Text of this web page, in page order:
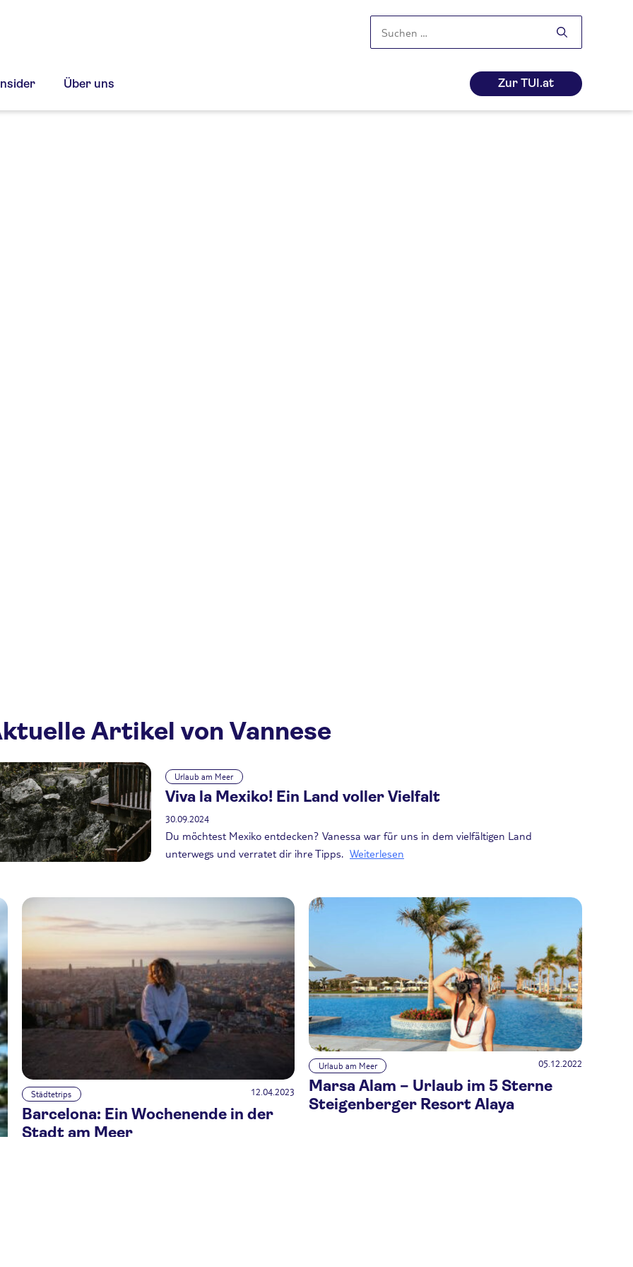
nach:
Über uns Zur TUI.at
Artikel von Vannese
Urlaub am Meer
Viva la Mexiko! Ein Land voller Vielfalt
30.09.2024
Du möchtest Mexiko entdecken? Vanessa war für uns in dem vielfältigen Land
unterwegs und verratet dir ihre Tipps. Weiterlesen
Städtetrips 12.04.2023
Barcelona: Ein Wochenende in der
Stadt am Meer
Urlaub am Meer 05.12.2022
Marsa Alam – Urlaub im 5 Sterne
Steigenberger Resort Alaya